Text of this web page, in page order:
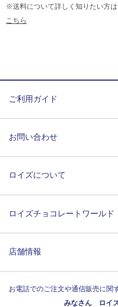
※送料について詳しく知りたい方は
こちら
ご利用ガイド
お問い合わせ
ロイズについて
ロイズチョコレートワールド
店舗情報
お電話でのご注文や通信販売に関
みなさん ロイ